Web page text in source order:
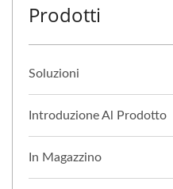
Prodotti
Soluzioni
Introduzione Al Prodotto
In Magazzino